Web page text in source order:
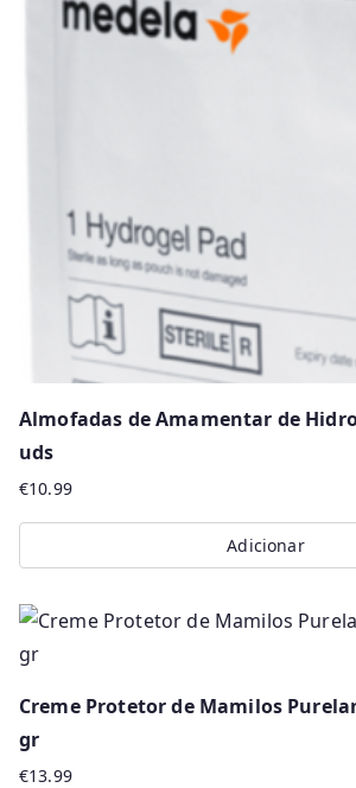
Almofadas de Amamentar de
uds
€10.99
Adicionar
Creme Protetor de Mamilos
gr
€13.99